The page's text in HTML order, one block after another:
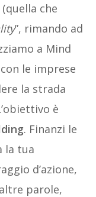
che
”, rimando ad
a Mind
le imprese
la strada
è
. Finanzi le
la tua
d’azione,
parole,